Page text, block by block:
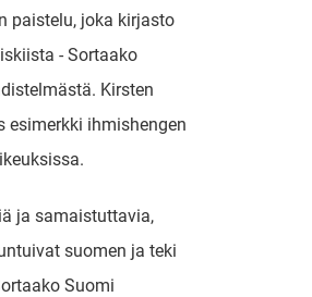
paistelu, joka kirjasto
- Sortaako
Kirsten
esimerkki ihmishengen
ja samaistuttavia,
suomen ja teki
Suomi